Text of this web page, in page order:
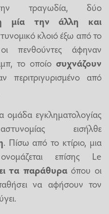
τραγωδία, δύο
μία την άλλη και
κλοιό έξω από το
πενθούντες άφηναν
το οποίο συχνάζουν
περιτριγυρισμένο από
ομάδα εγκληματολογίας
εισήλθε
. Πίσω από το κτίριο, μια
επίσης Le
τα παράθυραόπου οι
να αφήσουν τον